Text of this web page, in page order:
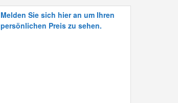
Melden Sie sich hier an um Ihren
persönlichen Preis zu sehen.